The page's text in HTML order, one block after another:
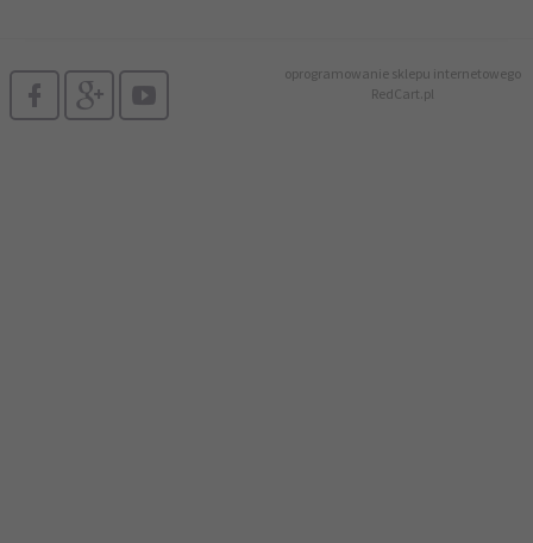
oprogramowanie sklepu internetowego
RedCart.pl